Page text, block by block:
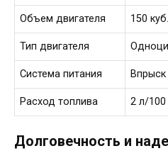
Объем двигателя 150
Тип двигателя
Система питания
Расход топлива 2 л/100
Долговечность и